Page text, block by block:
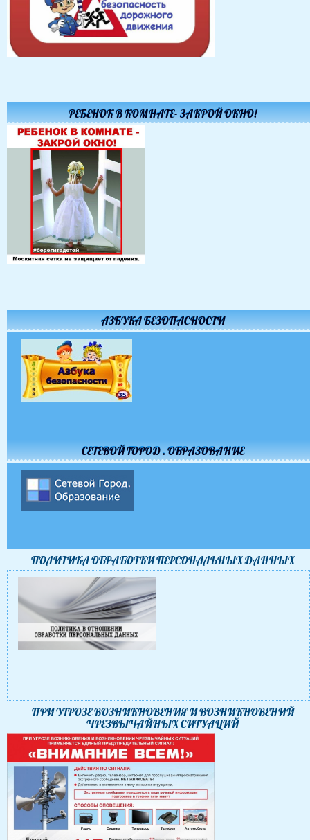
РЕБЕНОК В КОМНАТЕ- ЗАКРОЙ ОКНО!
АЗБУКА БЕЗОПАСНОСТИ
СЕТЕВОЙ ГОРОД . ОБРАЗОВАНИЕ
ПОЛИТИКА ОБРАБОТКИ ПЕРСОНАЛЬНЫХ ДАННЫХ
ПРИ УГРОЗЕ ВОЗНИКНОВЕНИЯ И ВОЗНИКНОВЕНИЙ
ЧРЕЗВЫЧАЙНЫХ СИТУАЦИЙ